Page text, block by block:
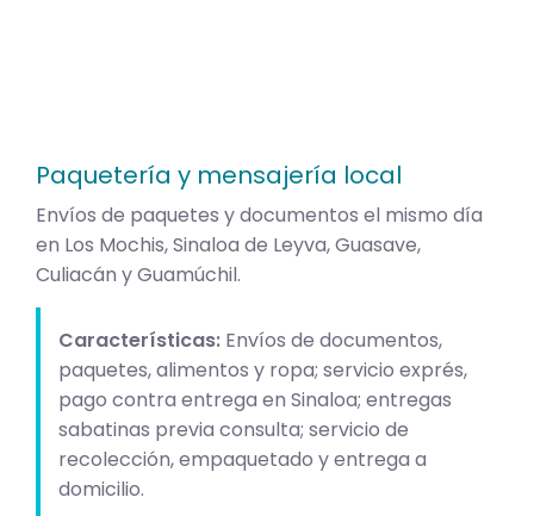
Paquetería y mensajería local
Envíos de paquetes y documentos el mismo día
en Los Mochis, Sinaloa de Leyva, Guasave,
Culiacán y Guamúchil.
Características: Envíos de documentos,
paquetes, alimentos y ropa; servicio exprés,
pago contra entrega en Sinaloa; entregas
sabatinas previa consulta; servicio de
recolección, empaquetado y entrega a
domicilio.